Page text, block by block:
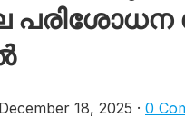
18, 2025 · 0